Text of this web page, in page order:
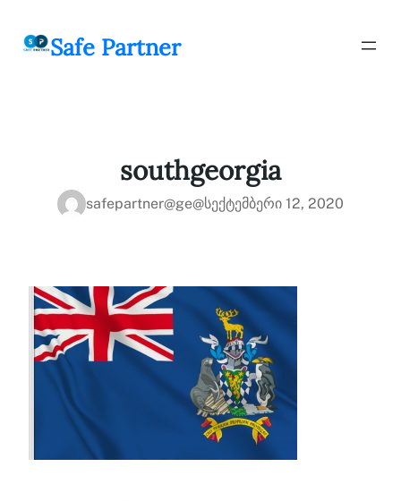
გადასვლაSafe Partner
southgeorgia
safepartner@ge@სექტემბერი 12, 2020